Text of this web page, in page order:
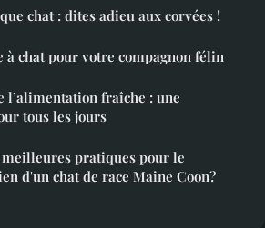
chat : dites adieu aux corvées !
chat pour votre compagnon félin
l’alimentation fraîche : une
tous les jours
pratiques pour le
d'un chat de race Maine Coon?